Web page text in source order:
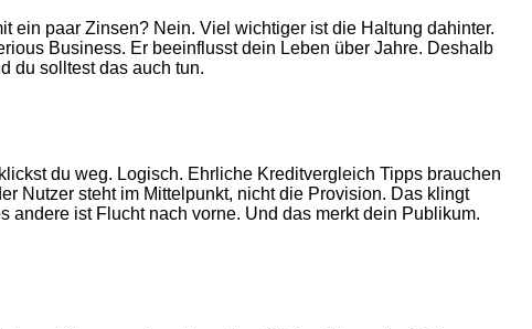
ein paar Zinsen? Nein. Viel wichtiger ist die Haltung dahinter.
Business. Er beeinflusst dein Leben über Jahre. Deshalb
du solltest das auch tun.
du weg. Logisch. Ehrliche Kreditvergleich Tipps brauchen
Nutzer steht im Mittelpunkt, nicht die Provision. Das klingt
ist Flucht nach vorne. Und das merkt dein Publikum.